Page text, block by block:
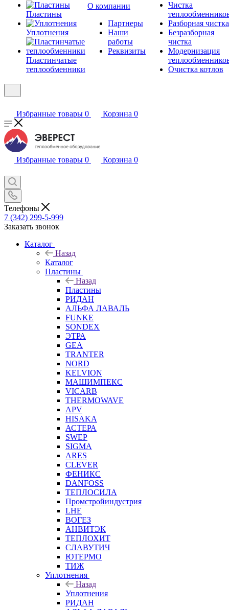
Пластины
Уплотнения
Пластинчатые
теплообменники
О компании
Партнеры
Наши
работы
Реквизиты
Чистка
Разборная чистка
Безразборная
чистка
Модернизация
Очистка котлов
Избранные товары 0 Корзина 0
Избранные товары 0 Корзина 0
Телефоны
7 (342) 299-5-999
Заказать звонок
Каталог
Назад
Каталог
Пластины
Назад
Пластины
РИДАН
АЛЬФА ЛАВАЛЬ
FUNKE
SONDEX
ЭТРА
GEA
TRANTER
NORD
KELVION
МАШИМПЕКС
VICARB
THERMOWAVE
APV
HISAKA
АСТЕРА
SWEP
SIGMA
ARES
CLEVER
ФЕНИКС
DANFOSS
ТЕПЛОСИЛА
Промстройиндустрия
LHE
ВОГЕЗ
АНВИТЭК
ТЕПЛОХИТ
СЛАВУТИЧ
ЮТЕРМО
ТИЖ
Уплотнения
Назад
Уплотнения
РИДАН